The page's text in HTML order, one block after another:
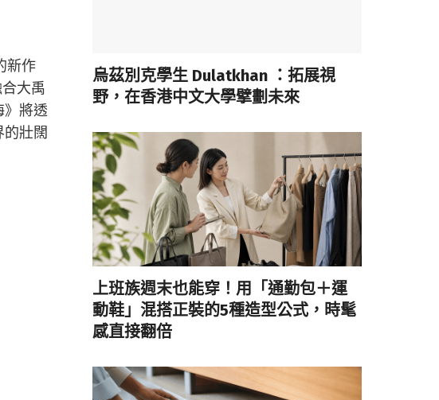
新作
大禹
》將透
壯闊
烏茲別克學生 Dulatkhan ：拓展視
野，在香港中文大學擘劃未來
上班族週末也能穿！用「通勤包＋運
動鞋」混搭正裝的5種造型公式，時髦
感直接翻倍